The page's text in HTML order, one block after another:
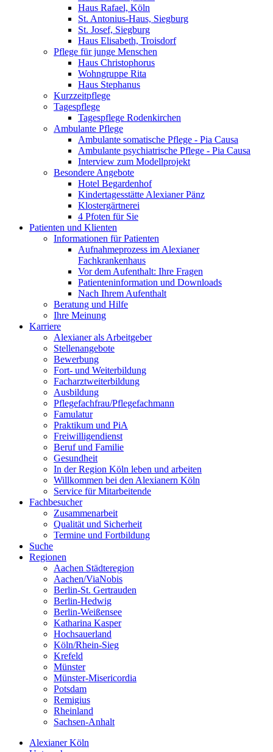
Haus Rafael, Köln
St. Antonius-Haus, Siegburg
St. Josef, Siegburg
Haus Elisabeth, Troisdorf
Pflege für junge Menschen
Haus Christophorus
Wohngruppe Rita
Haus Stephanus
Kurzzeitpflege
Tagespflege
Tagespflege Rodenkirchen
Ambulante Pflege
Ambulante somatische Pflege - Pia Causa
Ambulante psychiatrische Pflege - Pia Causa
Interview zum Modellprojekt
Besondere Angebote
Hotel Begardenhof
Kindertagesstätte Alexianer Pänz
Klostergärtnerei
4 Pfoten für Sie
Patienten und Klienten
Informationen für Patienten
Aufnahmeprozess im Alexianer
Fachkrankenhaus
Vor dem Aufenthalt: Ihre Fragen
Patienteninformation und Downloads
Nach Ihrem Aufenthalt
Beratung und Hilfe
Ihre Meinung
Karriere
Alexianer als Arbeitgeber
Stellenangebote
Bewerbung
Fort- und Weiterbildung
Facharztweiterbildung
Ausbildung
Pflegefachfrau/Pflegefachmann
Famulatur
Praktikum und PiA
Freiwilligendienst
Beruf und Familie
Gesundheit
In der Region Köln leben und arbeiten
Willkommen bei den Alexianern Köln
Service für Mitarbeitende
Fachbesucher
Zusammenarbeit
Qualität und Sicherheit
Termine und Fortbildung
Suche
Regionen
Aachen Städteregion
Aachen/ViaNobis
Berlin-St. Gertrauden
Berlin-Hedwig
Berlin-Weißensee
Katharina Kasper
Hochsauerland
Köln/Rhein-Sieg
Krefeld
Münster
Münster-Misericordia
Potsdam
Remigius
Rheinland
Sachsen-Anhalt
Alexianer Köln